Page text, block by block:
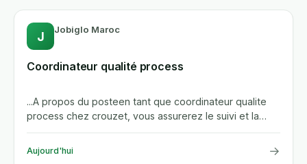
J Jobiglo Maroc
Coordinateur qualité process
...A propos du posteen tant que coordinateur qualite
process chez crouzet, vous assurerez le suivi et la
resolution des...
Aujourd'hui →